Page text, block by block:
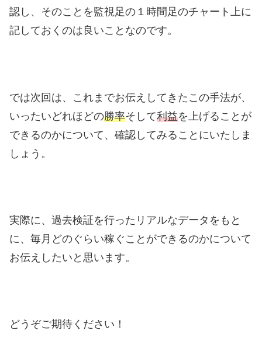
認し、そのことを監視足の１時間足のチャート上に
記しておくのは良いことなのです。
では次回は、これまでお伝えしてきたこの手法が、
いったいどれほどの勝率そして利益を上げることが
できるのかについて、確認してみることにいたしま
しょう。
実際に、過去検証を行ったリアルなデータをもと
に、毎月どのぐらい稼ぐことができるのかについて
お伝えしたいと思います。
どうぞご期待ください！